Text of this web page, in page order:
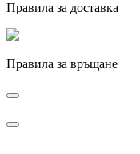
Правила за доставка
Правила за връщане